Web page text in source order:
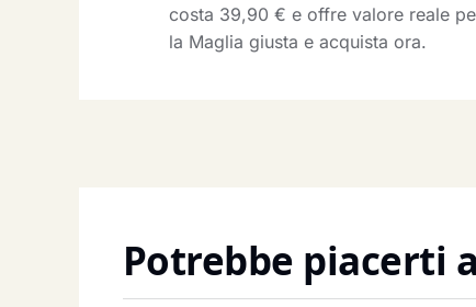
costa 39,90 € e offre valore reale
la Maglia giusta e acquista ora.
Potrebbe piacerti